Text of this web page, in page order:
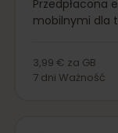
Przedpłacona
mobilnymi dla
3,99 € za GB
7 dni Ważność